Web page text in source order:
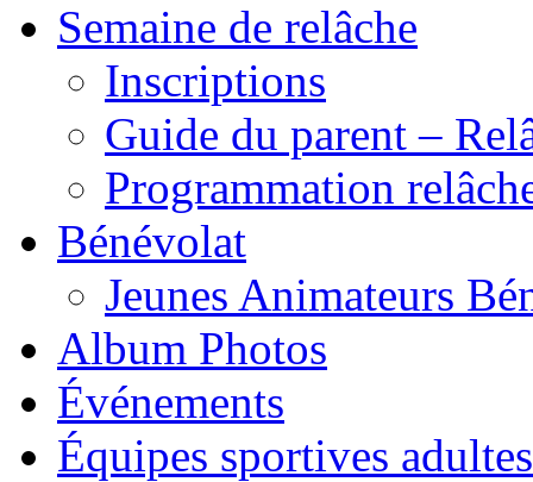
Semaine de relâche
Inscriptions
Guide du parent –
Programmation
Bénévolat
Jeunes Animateurs
Album Photos
Événements
Équipes sportives adultes